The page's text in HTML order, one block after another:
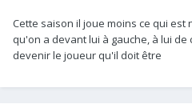
Cette saison il joue moins ce qui
qu'on a devant lui à gauche, à lui
devenir le joueur qu'il doit être